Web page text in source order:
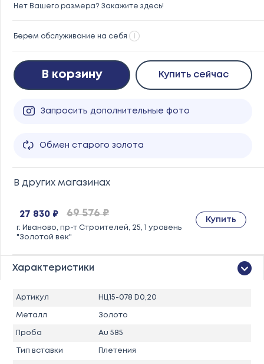
Нет Вашего размера? Закажите здесь!
Берем обслуживание на себя i
В корзину Купить сейчас
Запросить дополнительные фото
Обмен старого золота
В других магазинах
27 830 ₽ 69 576 ₽
г. Иваново, пр-т Строителей, 25, 1 уровень
"Золотой век"
Купить
Характеристики
Артикул НЦ15-078 D0,20
Металл Золото
Проба Au 585
Тип вставки Плетения